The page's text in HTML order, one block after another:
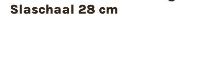
Slaschaal 28 cm